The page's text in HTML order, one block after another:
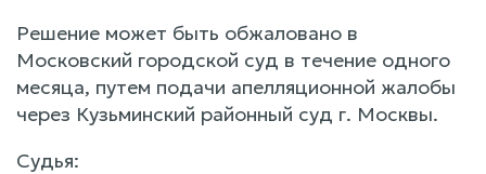
Решение может быть обжаловано в
Московский городской суд в течение одного
месяца, путем подачи апелляционной жалобы
через Кузьминский районный суд г. Москвы.
Судья: